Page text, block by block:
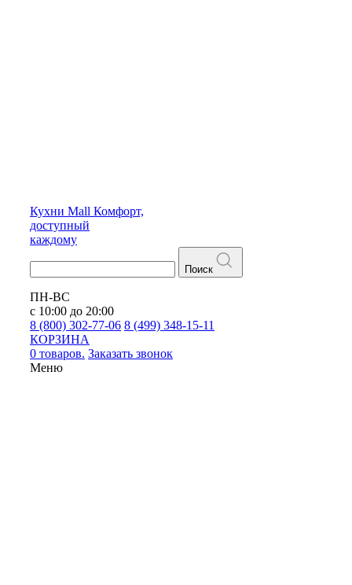
Кухни Mall Комфорт,
доступный
каждому
Поиск
ПН-ВС
с 10:00 до 20:00
8 (800) 302-77-06 8 (499) 348-15-11
КОРЗИНА
0 товаров. Заказать звонок
Меню